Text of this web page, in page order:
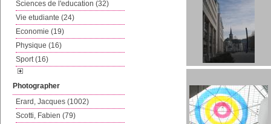
Sciences de l'education (32)
Vie etudiante (24)
Economie (19)
Physique (16)
Sport (16)
Photographer
Erard, Jacques (1002)
Scotti, Fabien (79)